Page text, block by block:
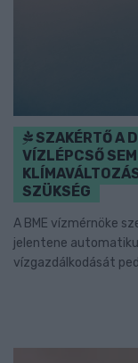
SZAKÉRTŐ A
VÍZLÉPCSŐ
SZÜKSÉG
A BME vízmérnöke
jelentene
vízgazdálkodását